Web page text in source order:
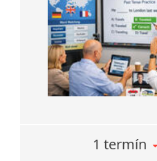
1 termín